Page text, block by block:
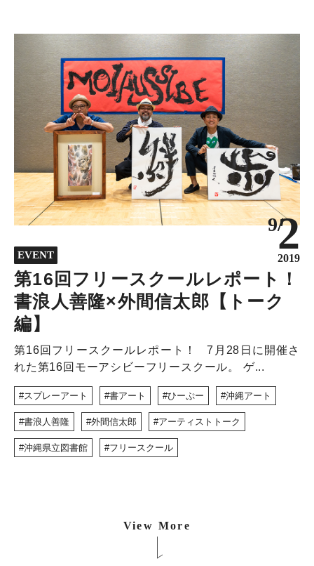
EVENT
9/2
2019
第16回フリースクールレポート！
書浪人善隆×外間信太郎【トーク
編】
第16回フリースクールレポート！ 7月28日に開催さ
れた第16回モーアシビーフリースクール。 ゲ...
スプレーアート 書アート ひーぷー 沖縄アート
書浪人善隆 外間信太郎 アーティストトーク
沖縄県立図書館 フリースクール
View More